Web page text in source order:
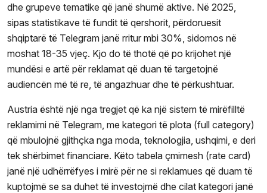
dhe grupeve tematike që janë shumë aktive. Në 2025,
sipas statistikave të fundit të qershorit, përdoruesit
shqiptarë të Telegram janë rritur mbi 30%, sidomos në
moshat 18-35 vjeç. Kjo do të thotë që po krijohet një
mundësi e artë për reklamat që duan të targetojnë
audiencën më të re, të angazhuar dhe të përkushtuar.
Austria është një nga tregjet që ka një sistem të mirëfilltë
reklamimi në Telegram, me kategori të plota (full category)
që mbulojnë gjithçka nga moda, teknologjia, ushqimi, e deri
tek shërbimet financiare. Këto tabela çmimesh (rate card)
janë një udhërrëfyes i mirë për ne si reklamues që duam të
kuptojmë se sa duhet të investojmë dhe cilat kategori janë